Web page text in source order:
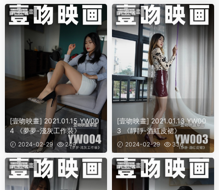
壹吻映畫
[壹吻映畫] 2021.01.15 YW00
4 《夢夢-淺灰工作裝》
2024-02-29 249
壹吻映畫
[壹吻映畫] 2021.01.13 YW00
3 《靜靜-酒紅皮裙》
2024-02-29 336
壹吻映畫 壹吻映畫